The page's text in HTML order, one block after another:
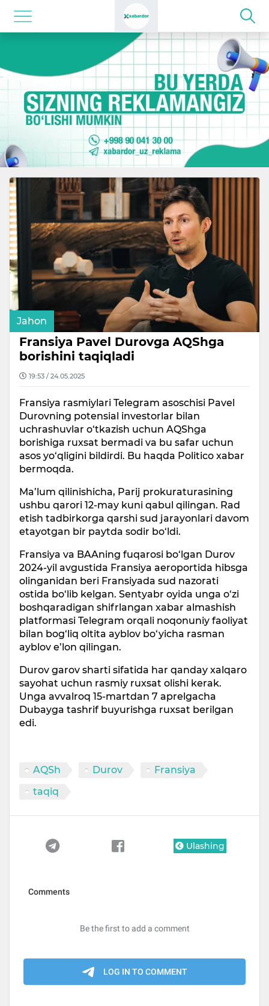
Jahon
Fransiya Pavel Durovga AQShga
borishini taqiqladi
19:53 / 24.05.2025
Fransiya rasmiylari Telegram asoschisi Pavel
Durovning potensial investorlar bilan
uchrashuvlar o‘tkazish uchun AQShga
borishiga ruxsat bermadi va bu safar uchun
asos yo‘qligini bildirdi. Bu haqda Politico xabar
bermoqda.
Ma’lum qilinishicha, Parij prokuraturasining
ushbu qarori 12-may kuni qabul qilingan. Rad
etish tadbirkorga qarshi sud jarayonlari davom
etayotgan bir paytda sodir bo‘ldi.
Fransiya va BAAning fuqarosi bo‘lgan Durov
2024-yil avgustida Fransiya aeroportida hibsga
olinganidan beri Fransiyada sud nazorati
ostida bo‘lib kelgan. Sentyabr oyida unga o‘zi
boshqaradigan shifrlangan xabar almashish
platformasi Telegram orqali noqonuniy faoliyat
bilan bog‘liq oltita ayblov bo‘yicha rasman
ayblov e’lon qilingan.
Durov garov sharti sifatida har qanday xalqaro
sayohat uchun rasmiy ruxsat olishi kerak.
Unga avvalroq 15-martdan 7 aprelgacha
Dubayga tashrif buyurishga ruxsat berilgan
edi.
AQSh Durov
Fransiya
taqiq
Ulashing